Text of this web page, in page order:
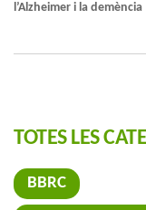
l’Alzheimer i la demència
TOTES LES
BBRC